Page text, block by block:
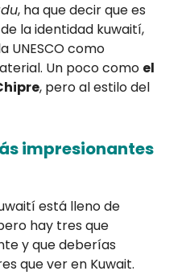
, ha que decir que es
la identidad kuwaití,
UNESCO como
Un poco como el
, pero al estilo del
impresionantes
está lleno de
hay tres que
y que deberías
que ver en Kuwait.